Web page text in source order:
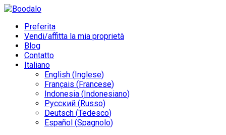
Preferita
Vendi/affitta la mia proprietà
Blog
Contatto
Italiano
English (Inglese)
Français (Francese)
Indonesia (Indonesiano)
Русский (Russo)
Deutsch (Tedesco)
Español (Spagnolo)